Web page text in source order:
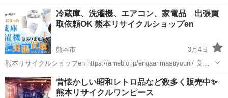
買取強化中！ 足りません！ 売ってください！ 高く高く買います！ 熊
本リサイクルショップen 熊本市南区良町1-7-32 096-327-9881 #熊本...
熊本市 リサイクルショップ リサイクルショップ
冷蔵庫、洗濯機、エアコン、家電品 出張買
取依頼OK 熊本リサイクルショップen
熊本市
3月4日
熊本リサイクルショップen https://ameblo.jp/engaarimasuyouni/ 良町1-
7-32 096-327-9881 お任せください。 買取強化中です✨出張見積り無料
です✨ 他社様との比較大歓迎...
熊本 熊本市 リサイクルショップ 無料
昔懐かしい昭和レトロ品など数多く販売中✨
熊本リサイクルワンピース